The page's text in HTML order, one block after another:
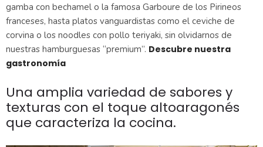
gamba con bechamel o la famosa Garboure de los Pirineos
franceses, hasta platos vanguardistas como el ceviche de
corvina o los noodles con pollo teriyaki, sin olvidarnos de
nuestras hamburguesas “premium”. Descubre nuestra
gastronomía
Una amplia variedad de sabores y
texturas con el toque altoaragonés
que caracteriza la cocina.